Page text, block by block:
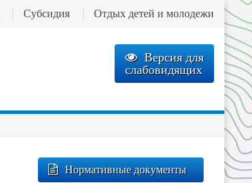
Версия для
слабовидящих
Субсидия Отдых детей и молодежи
Нормативные документы